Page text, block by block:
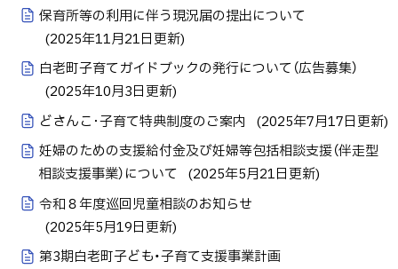
保育所等の利用に伴う現況届の提出について
(2025年11月21日更新)
白老町子育てガイドブックの発行について（広告募集）
(2025年10月3日更新)
どさんこ･子育て特典制度のご案内
(2025年7月17日更新)
妊婦のための支援給付金及び妊婦等包括相談支援（伴走型
相談支援事業）について (2025年5月21日更新)
令和８年度巡回児童相談のお知らせ
(2025年5月19日更新)
第3期白老町子ども・子育て支援事業計画